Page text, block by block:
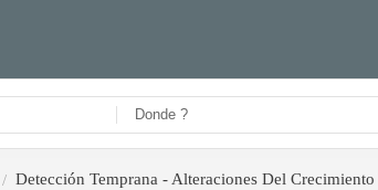
Detección Temprana - Alteraciones Del